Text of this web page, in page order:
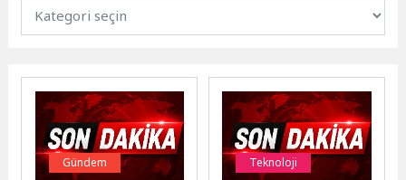
Gündem Teknoloji